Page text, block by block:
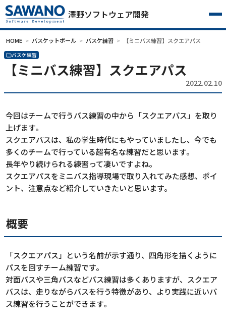
澤野ソフトウェア開発
HOME バスケットボール バスケ練習 【ミニバス練習】スクエアパス
バスケ練習
【ミニバス練習】スクエアパス
2022.02.10
今回はチームで行うパス練習の中から「スクエアパス」を取り
上げます。
スクエアパスは、私の学生時代にもやっていましたし、今でも
多くのチームで行っている超有名な練習だと思います。
長年やり続けられる練習って凄いですよね。
スクエアパスをミニバス指導現場で取り入れてみた感想、ポイ
ント、注意点など紹介していきたいと思います。
概要
「スクエアパス」という名前が示す通り、四角形を描くように
パスを回すチーム練習です。
対面パスや三角パスなどパス練習は多くありますが、スクエア
パスは、走りながらパスを行う特徴があり、より実践に近いパ
ス練習を行うことができます。